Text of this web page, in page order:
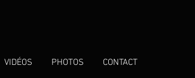
VIDÉOS PHOTOS CONTACT